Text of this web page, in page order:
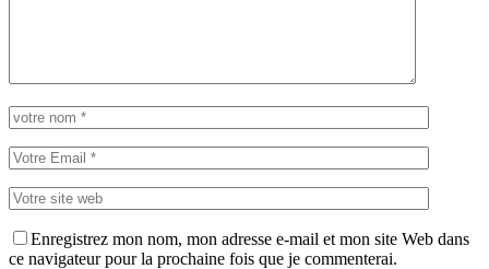
Enregistrez mon nom, mon adresse e-mail et mon site Web dans
ce navigateur pour la prochaine fois que je commenterai.